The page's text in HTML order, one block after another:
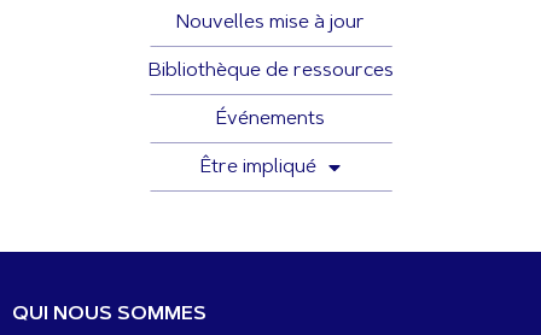
Nouvelles mise à jour
Bibliothèque de ressources
Événements
Être impliqué
QUI NOUS SOMMES